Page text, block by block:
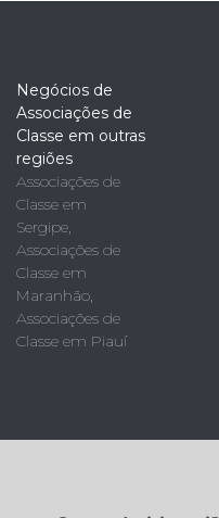
Negócios de
Associações de
Classe em outras
regiões
Associações de
Classe em
Sergipe,
Associações de
Classe em
Maranhão,
Associações de
Classe em Piauí